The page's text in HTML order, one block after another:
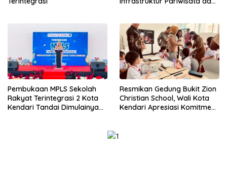
Pembukaan MPLS Sekolah
Rakyat Terintegrasi 2 Kota
Kendari Tandai Dimulainya
Resmikan Gedung Bukit Zion
Christian School, Wali Kota
Kendari Apresiasi Komitmen